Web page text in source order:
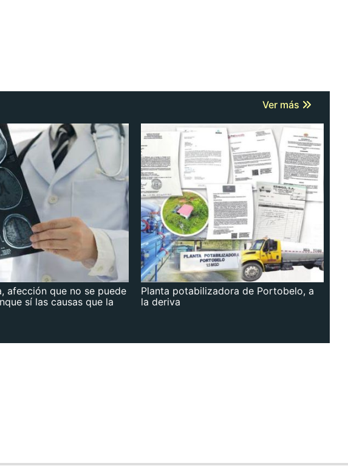
Ver más
afección que no se puede
sí las causas que la
Planta potabilizadora de Portobelo, a
la deriva